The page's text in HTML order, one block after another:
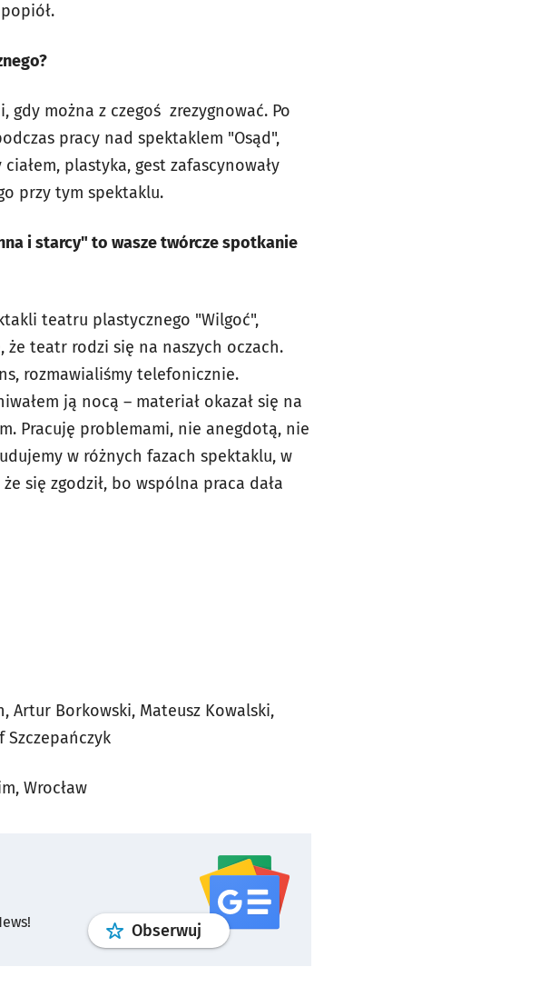
gdy można z czegoś zrezygnować. Po
pracy nad spektaklem "Osąd",
plastyka, gest zafascynowały
przy tym spektaklu.
i starcy" to wasze twórcze spotkanie
teatru plastycznego "Wilgoć",
że teatr rodzi się na naszych oczach.
rozmawialiśmy telefonicznie.
ją nocą – materiał okazał się na
Pracuję problemami, nie anegdotą, nie
w różnych fazach spektaklu, w
się zgodził, bo wspólna praca dała
Artur Borkowski, Mateusz Kowalski,
Szczepańczyk
Wrocław
Obserwuj profilgoogle news